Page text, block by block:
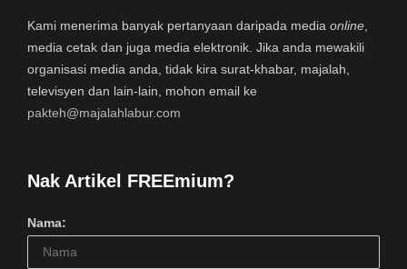
Kami menerima banyak pertanyaan daripada media online
media cetak dan juga media elektronik. Jika anda mewakili
organisasi media anda, tidak kira surat-khabar, majalah,
televisyen dan lain-lain, mohon email ke
pakteh@majalahlabur.com
Nak Artikel FREEmium?
Nama: